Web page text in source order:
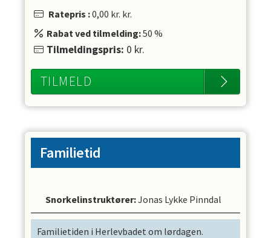
Ratepris :0,00 kr. kr.
Rabat ved tilmelding:50 %
Tilmeldingspris: 0 kr.
TILMELD
Familietid
Snorkelinstruktører:Jonas Lykke Pinndal
Familietiden i Herlevbadet om lørdagen.